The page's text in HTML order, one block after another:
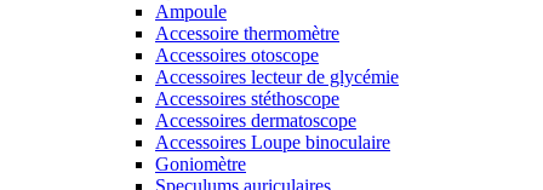
Ampoule
Accessoire thermomètre
Accessoires otoscope
Accessoires lecteur de glycémie
Accessoires stéthoscope
Accessoires dermatoscope
Accessoires Loupe binoculaire
Goniomètre
Speculums auriculaires